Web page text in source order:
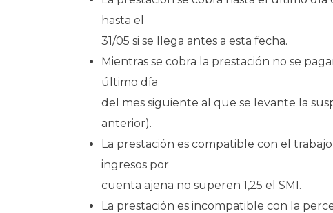
hasta el
31/05 si se llega antes a esta fecha.
Mientras se cobra la prestación no se
último día
del mes siguiente al que se levante la
anterior).
La prestación es compatible con el
ingresos por
cuenta ajena no superen 1,25 el SMI.
La prestación es incompatible con la